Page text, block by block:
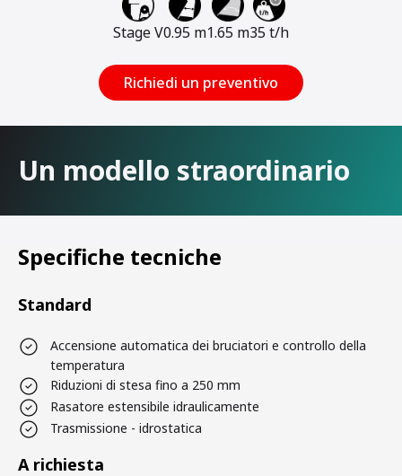
Stage V0.95 m1.65 m35 t/h
Richiedi un preventivo
Un modello straordinario
Specifiche tecniche
Standard
Accensione automatica dei bruciatori e controllo della
temperatura
Riduzioni di stesa fino a 250 mm
Rasatore estensibile idraulicamente
Trasmissione - idrostatica
A richiesta